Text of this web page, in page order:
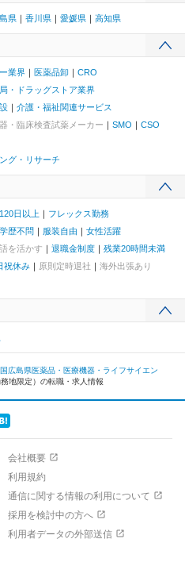
県 香川県 愛媛県 高知県
業界 医薬品卸
CRO
・ドラッグストア業界
介護・福祉関連サービス
・臨床検査試薬メーカー SMO
CSO
グ・リサーチ
日以上
フレックス勤務
学歴不問 服装自由
女性活躍
を活かす 退職金制度
残業20時間未満
祝休み 原則定時退社
海外出張あり
広島県医薬品・医療機器・ライフサイエン
地限定）の転職・求人情報
会社概要
利用規約
通信に関する情報の利用について
採用を検討中の方へ
利用者データの外部送信